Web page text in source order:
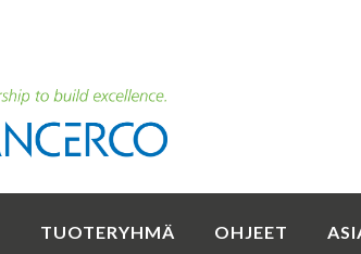
TUOTERYHMÄ OHJEET